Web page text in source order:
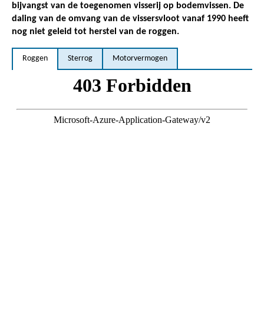
bijvangst van de toegenomen visserij op bodemvissen. De
daling van de omvang van de vissersvloot vanaf 1990 heeft
nog niet geleid tot herstel van de roggen.
Roggen Sterrog Motorvermogen